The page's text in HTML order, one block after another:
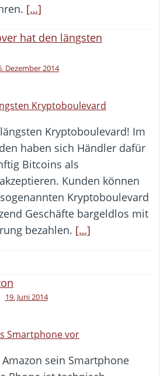
[…]
Dezember 2014
Kryptoboulevard
Kryptoboulevard! Im
haben sich Händler dafür
Bitcoins als
Kunden können
Kryptoboulevard
Geschäfte bargeldlos mit
bezahlen. […]
19. Juni 2014
Smartphone vor
sein Smartphone